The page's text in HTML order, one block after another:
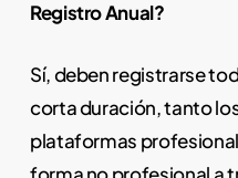
Registro Anual?
Sí, deben registrarse
corta duración, tanto
plataformas
forma no profesional a